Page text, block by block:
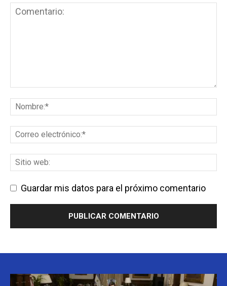
Guardar mis datos para el próximo comentario